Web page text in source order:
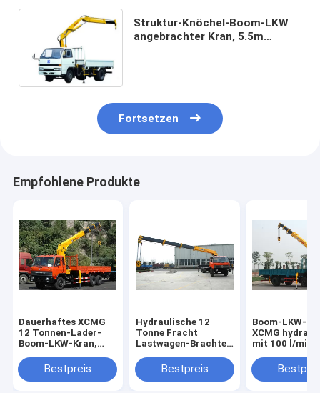
Struktur-Knöchel-Boom-LKW
angebrachter Kran, 5.5m
Fortsetzen
Empfohlene Produkte
Dauerhaftes XCMG
12 Tonnen-Lader-
Boom-LKW-Kran,
Bestpreis
Hydraulische 12
Tonne Fracht
Lastwagen-Brachte
Teleskopausleger an
Bestpreis
Boom-LKW-
XCMG
mit 100 l/min